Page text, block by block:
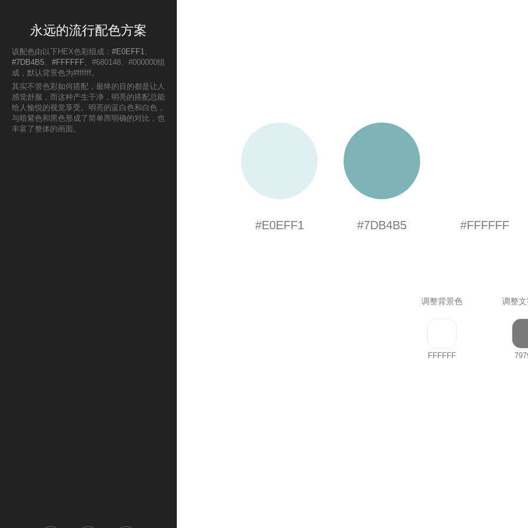
永远的流行配色方案
该配色由以下HEX色彩组成： #E0EFF1、
#7DB4B5、 #FFFFFF、#680148、#000000组
成，默认背景色为#ffffff。
其实不管色彩如何搭配，最终的目的都是让人
感觉舒服，而这种产生干净，明亮的搭配总能
给人愉悦的视觉享受。明亮的蓝白色和白色，
与暗紫色和黑色形成了简单而明确的对比，也
丰富了整体的画面。
#E0EFF1 #7DB4B5 #FFFFFF
调整背景色 调整